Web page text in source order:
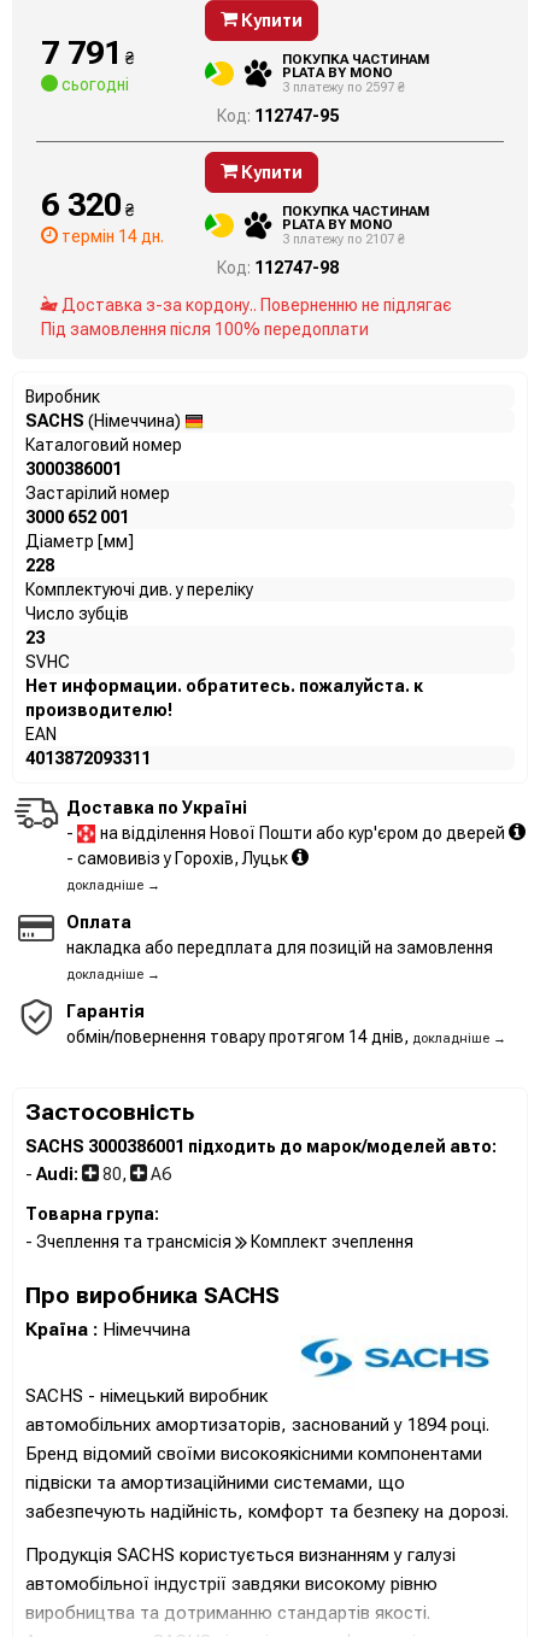
7 791 ₴
сьогодні
Купити
ПОКУПКА ЧАСТИНАМ
PLATA BY MONO
3 платежу по 2597 ₴
Код: 112747-95
6 320 ₴
термін 14 дн.
Купити
ПОКУПКА ЧАСТИНАМ
PLATA BY MONO
3 платежу по 2107 ₴
Код: 112747-98
Доставка з-за кордону.. Поверненню не підлягає
Під замовлення після 100% передоплати
Виробник
SACHS (Німеччина)
Каталоговий номер
3000386001
Застарілий номер
3000 652 001
Діаметр [мм]
228
Комплектуючі див. у переліку
Число зубців
23
SVHC
Нет информации. обратитесь. пожалуйста. к
производителю!
EAN
4013872093311
Доставка по Україні
-
на відділення Нової Пошти або кур'єром до дверей
- самовивіз у Горохів, Луцьк
докладніше →
Оплата
накладка або передплата для позицій на замовлення
докладніше →
Гарантія
обмін/повернення товару протягом 14 днів, докладніше →
Застосовність
SACHS 3000386001 підходить до марок/моделей авто:
- Audi: 80, A6
Товарна група:
- Зчеплення та трансмісія
Комплект зчеплення
Про виробника SACHS
Країна : Німеччина
SACHS - німецький виробник
автомобільних амортизаторів, заснований у 1894 році.
Бренд відомий своїми високоякісними компонентами
підвіски та амортизаційними системами, що
забезпечують надійність, комфорт та безпеку на дорозі.
Продукція SACHS користується визнанням у галузі
автомобільної індустрії завдяки високому рівню
виробництва та дотриманню стандартів якості.